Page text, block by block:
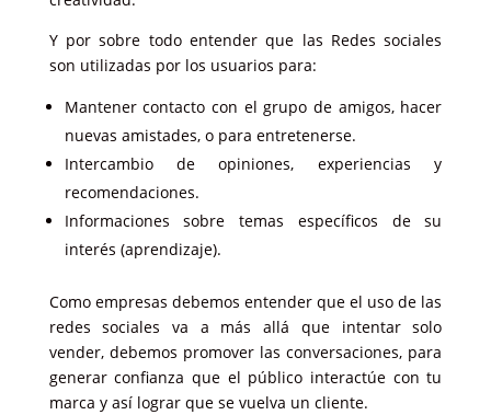
Y por sobre todo entender que las Redes sociales
son utilizadas por los usuarios para:
Mantener contacto con el grupo de amigos, hacer
nuevas amistades, o para entretenerse.
Intercambio de opiniones, experiencias y
recomendaciones.
Informaciones sobre temas específicos de su
interés (aprendizaje).
Como empresas debemos entender que el uso de las
redes sociales va a más allá que intentar solo
vender, debemos promover las conversaciones, para
generar confianza que el público interactúe con tu
marca y así lograr que se vuelva un cliente.